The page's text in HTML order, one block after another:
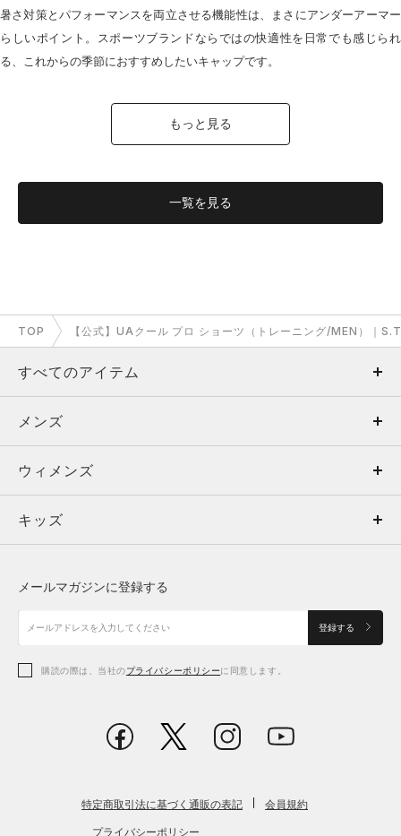
暑さ対策とパフォーマンスを両立させる機能性は、まさにアンダーアーマー
らしいポイント。スポーツブランドならではの快適性を日常でも感じられ
る、これからの季節におすすめしたいキャップです。
もっと見る
一覧を 見る
TOP 【公式】UAクール プロ ショーツ（トレーニング/MEN）｜
すべてのアイテム
メンズ
ウィメンズ
キッズ
アクセサリー
メンズ
トップス
ボトムス
アクセサリー
ウィメンズ
トップス
シューズ
アクセサリー
キッズ
シューズ
メールマガジンに登録する
登録する
購読の際は、当社のプライバシーポリシーに同意します。
特定商取引法に基づく通販の表記 会員規約
プライバシーポリシー